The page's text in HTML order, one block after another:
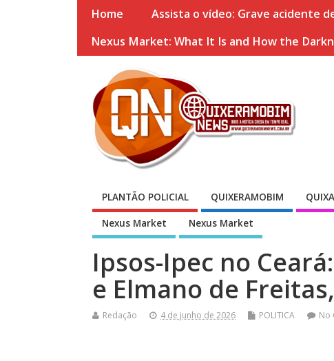
Home Assista o vídeo: Grave acidente
Nexus Market: What It Is and How the
PLANTÃO POLICIAL QUIXERAMOBIM
Nexus Market Nexus Market
Ipsos-Ipec no
e Elmano de
Redação 4 de junho de 2026 POLITICA No